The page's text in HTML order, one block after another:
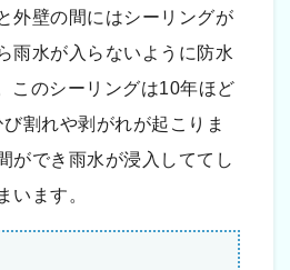
外壁の間にはシーリングが
雨水が入らないように防水
このシーリングは10年ほど
割れや剥がれが起こりま
ができ雨水が浸入しててし
まいます。